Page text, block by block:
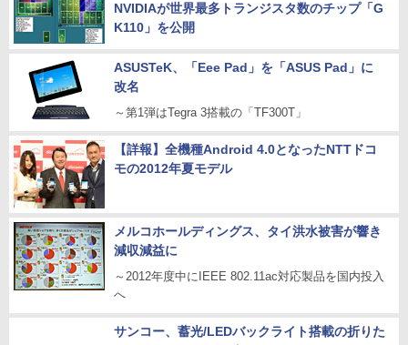
NVIDIAが世界最多トランジスタ数のチップ「G
K110」を公開
ASUSTeK、「Eee Pad」を「ASUS Pad」に
改名
～第1弾はTegra 3搭載の「TF300T」
【詳報】全機種Android 4.0となったNTTドコ
モの2012年夏モデル
メルコホールディングス、タイ洪水被害が響き
減収減益に
～2012年度中にIEEE 802.11ac対応製品を国内投入
へ
サンコー、蓄光/LEDバックライト搭載の折りた